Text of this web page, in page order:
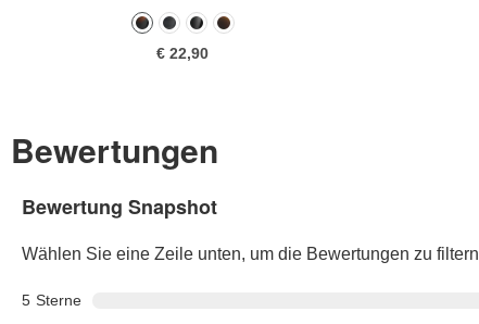
€ 22,90
Bewertungen
Bewertung Snapshot
Wählen Sie eine Zeile unten, um die Bewertungen zu filtern
5 Sterne